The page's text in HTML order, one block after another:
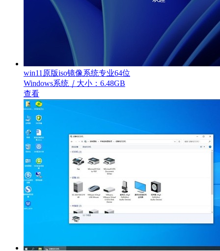
win11原版iso镜像系统专业64位
Windows系统 ｜ 大小：6.48GB
查看